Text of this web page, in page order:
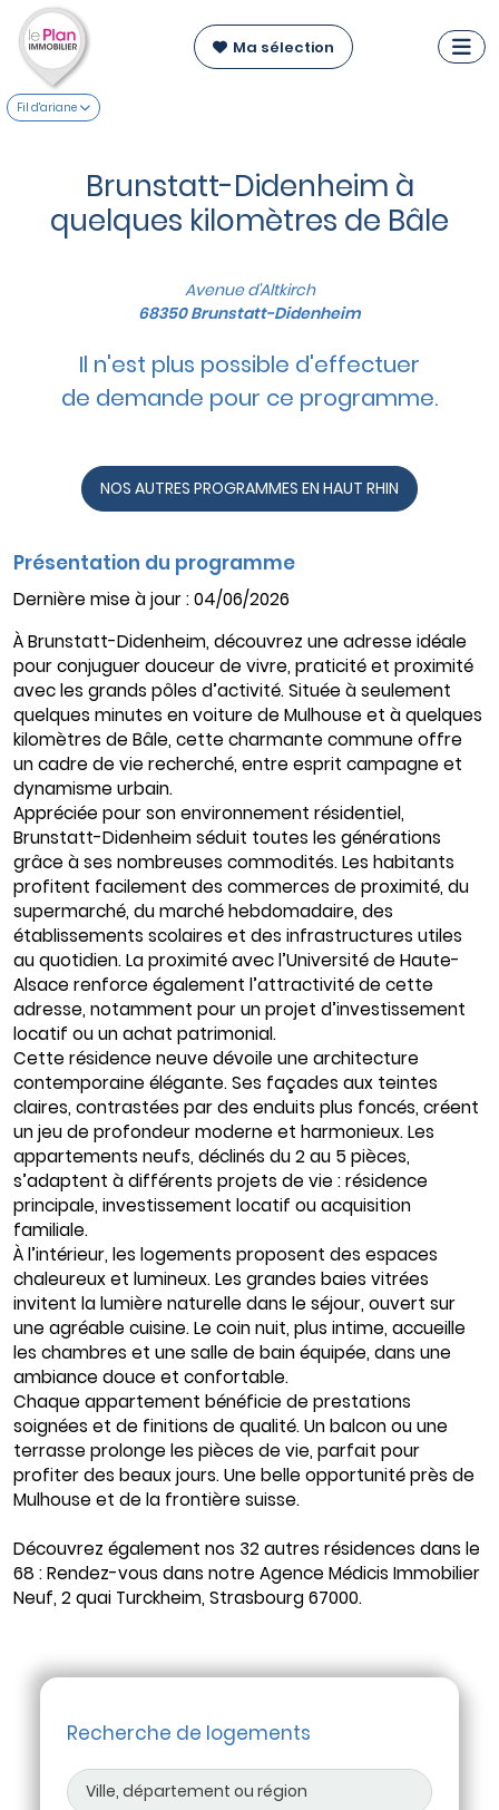
Ma sélection
Fil d'ariane
Brunstatt-Didenheim à
quelques kilomètres de Bâle
Avenue d'Altkirch
68350 Brunstatt-Didenheim
Il n'est plus possible d'effectuer
de demande pour ce programme.
NOS AUTRES PROGRAMMES EN HAUT RHIN
Présentation du programme
Dernière mise à jour : 04/06/2026
À Brunstatt-Didenheim, découvrez une adresse idéale
pour conjuguer douceur de vivre, praticité et proximité
avec les grands pôles d’activité. Située à seulement
quelques minutes en voiture de Mulhouse et à quelques
kilomètres de Bâle, cette charmante commune offre
un cadre de vie recherché, entre esprit campagne et
dynamisme urbain.
Appréciée pour son environnement résidentiel,
Brunstatt-Didenheim séduit toutes les générations
grâce à ses nombreuses commodités. Les habitants
profitent facilement des commerces de proximité, du
supermarché, du marché hebdomadaire, des
établissements scolaires et des infrastructures utiles
au quotidien. La proximité avec l’Université de Haute-
Alsace renforce également l’attractivité de cette
adresse, notamment pour un projet d’investissement
locatif ou un achat patrimonial.
Cette résidence neuve dévoile une architecture
contemporaine élégante. Ses façades aux teintes
claires, contrastées par des enduits plus foncés, créent
un jeu de profondeur moderne et harmonieux. Les
appartements neufs, déclinés du 2 au 5 pièces,
s’adaptent à différents projets de vie : résidence
principale, investissement locatif ou acquisition
familiale.
À l’intérieur, les logements proposent des espaces
chaleureux et lumineux. Les grandes baies vitrées
invitent la lumière naturelle dans le séjour, ouvert sur
une agréable cuisine. Le coin nuit, plus intime, accueille
les chambres et une salle de bain équipée, dans une
ambiance douce et confortable.
Chaque appartement bénéficie de prestations
soignées et de finitions de qualité. Un balcon ou une
terrasse prolonge les pièces de vie, parfait pour
profiter des beaux jours. Une belle opportunité près de
Mulhouse et de la frontière suisse.
Découvrez également nos 32 autres résidences dans le
68 : Rendez-vous dans notre Agence Médicis Immobilier
Neuf, 2 quai Turckheim, Strasbourg 67000.
Recherche de logements